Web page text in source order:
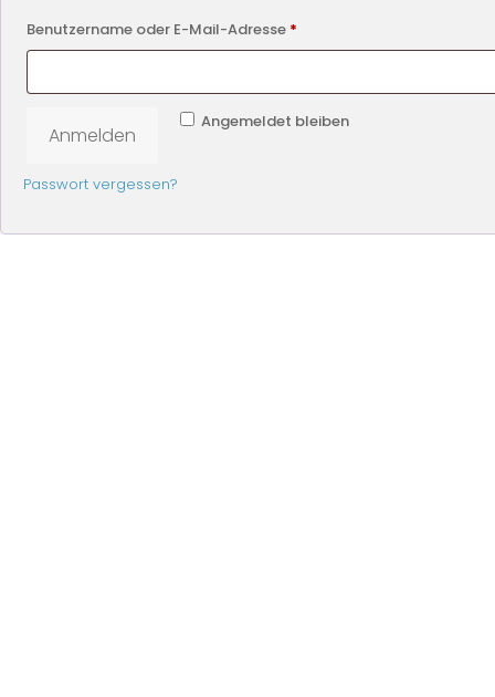
Benutzername oder E-Mail-Adresse *
Angemeldet bleiben
Anmelden
Passwort vergessen?